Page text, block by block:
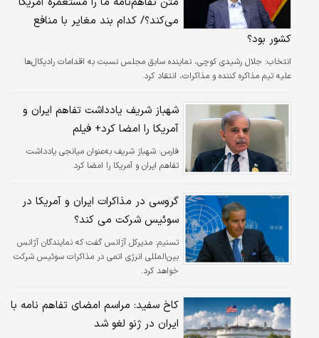
می‌کند؟/ کدام بند مغایر با منافع
کشور بود؟
انتخاب: جلال رشیدی کوچی، نماینده سابق مجلس نسبت به اقدامات رادیکال‌ها
علیه تیم مذاکره کننده و مذاکرات، انتقاد کرد.
شهباز شریف یادداشت تفاهم ایران و
آمریکا را امضا کرد+ فیلم
فارس: شهباز شریف به‌عنوان میانجی یادداشت
تفاهم ایران و آمریکا را امضا کرد.
گروسی در مذاکرات ایران و آمریکا در
سوئیس شرکت می کند؟
تسنیم: مدیرکل آژانس گفت که نمایندگان آژانس
بین‌المللی انرژی اتمی در مذاکرات سوئیس شرکت
خواهد کرد.
کاخ سفید: مراسم امضای تفاهم نامه با
ایران در ژنو لغو شد